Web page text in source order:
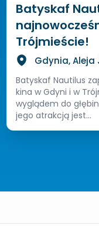
Batyskaf
Trójmieście!
Gdynia, Aleja
Batyskaf Nautilus
kina w Gdyni i w
wyglądem do
jego atrakcją jest...